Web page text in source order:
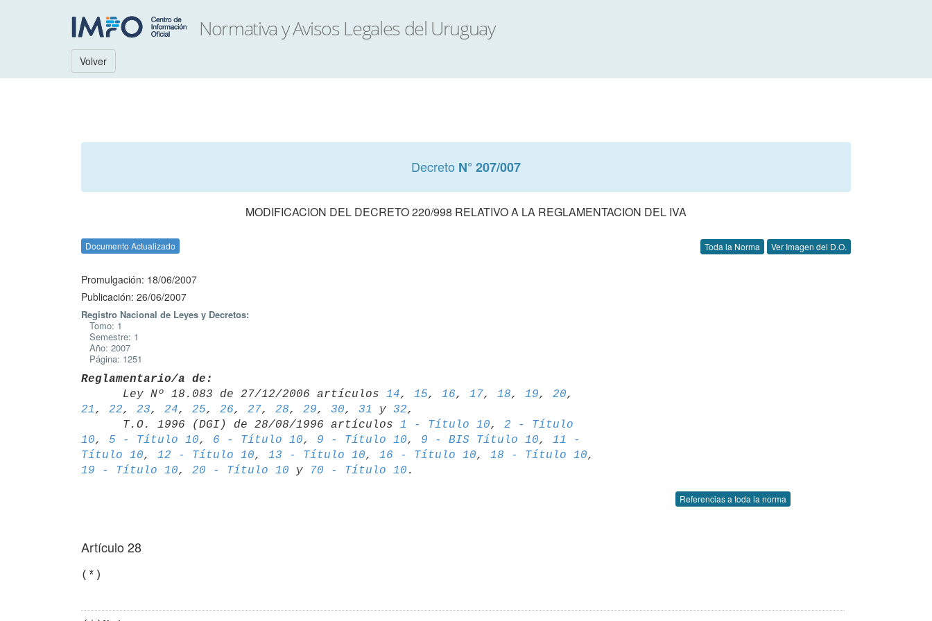
Volver
Decreto N° 207/007
MODIFICACION DEL DECRETO 220/998 RELATIVO A LA REGLAMENTACION DEL IVA
Documento Actualizado Toda la Norma Ver Imagen del D.O.
Promulgación: 18/06/2007
Publicación: 26/06/2007
Registro Nacional de Leyes y Decretos:
Tomo: 1
Semestre: 1
Año: 2007
Página: 1251
Reglamentario/a de:
Ley Nº 18.083 de 27/12/2006 artículos 14, 15, 16, 17, 18, 19, 20,
21 , 22, 23, 24, 25, 26, 27, 28, 29, 30, 31 y 32,
      T.O. 1996 (DGI) de 28/08/1996 artículos
1 - Título 10, 2 - Título
10, 5 - Título 10, 6 - Título 10, 9 - Título 10, 9 - BIS Título 10, 11 -
Título 10, 12 - Título 10, 13 - Título 10, 16 - Título 10, 18 - Título 10
19 - Título 10, 20 - Título 10 y 70 - Título 10
Referencias a toda la norma
Artículo 28
(*)